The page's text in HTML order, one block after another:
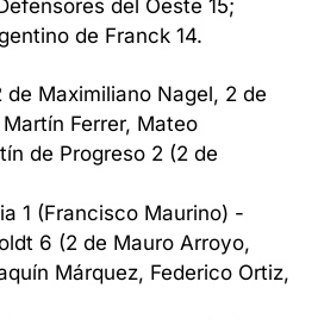
del Oeste 15;
de Franck 14.
Maximiliano Nagel, 2 de
Ferrer, Mateo
de Progreso 2 (2 de
1 (Francisco Maurino) -
6 (2 de Mauro Arroyo,
Márquez, Federico Ortiz,